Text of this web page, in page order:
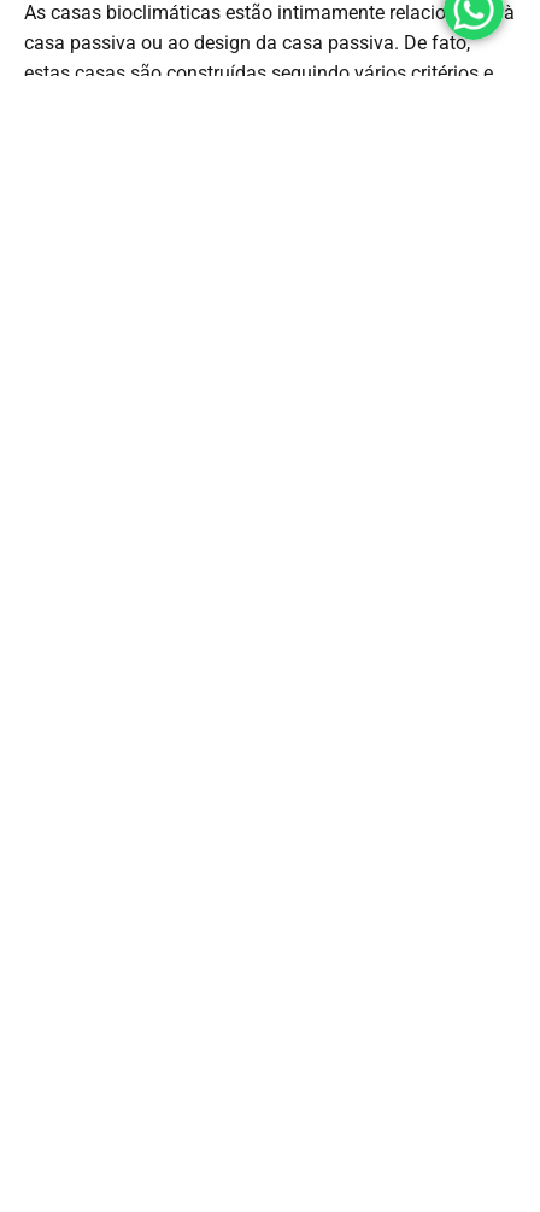
As casas bioclimáticas estão intimamente relacionadas à
casa passiva ou ao design da casa passiva. De fato,
estas casas são construídas seguindo vários critérios e